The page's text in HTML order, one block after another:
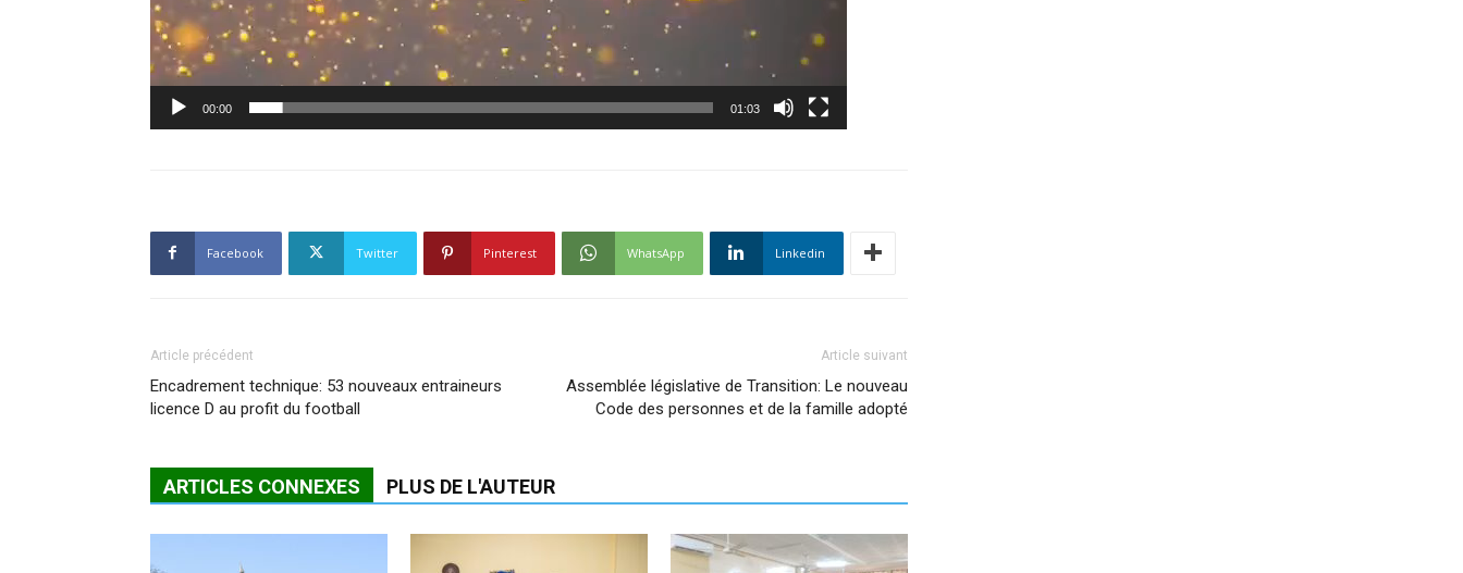
00:00 01:03
Facebook Twitter Pinterest WhatsApp Linkedin
Article précédent
Encadrement technique: 53 nouveaux entraineurs
licence D au profit du football
Article suivant
Assemblée législative de Transition: Le nouveau
Code des personnes et de la famille adopté
ARTICLES CONNEXES PLUS DE L'AUTEUR